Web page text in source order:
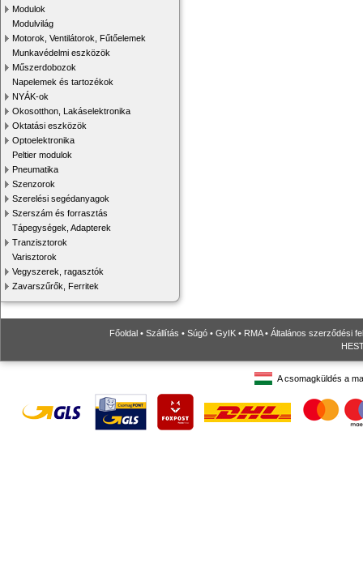
Modulok
Modulvilág
Motorok, Ventilátorok, Fűtőelemek
Munkavédelmi eszközök
Műszerdobozok
Napelemek és tartozékok
NYÁK-ok
Okosotthon, Lakáselektronika
Oktatási eszközök
Optoelektronika
Peltier modulok
Pneumatika
Szenzorok
Szerelési segédanyagok
Szerszám és forrasztás
Tápegységek, Adapterek
Tranzisztorok
Varisztorok
Vegyszerek, ragasztók
Zavarszűrők, Ferritek
Főoldal • Szállítás • Súgó • GyIK • RMA• Általános szerződési
A csomagküldés a